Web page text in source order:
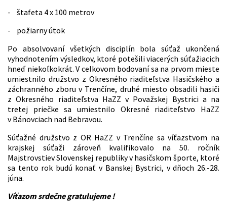
- štafeta 4 x 100 metrov
- požiarny útok
Po absolvovaní všetkých disciplín bola súťaž ukončená
vyhodnotením výsledkov, ktoré potešili viacerých súťažiacich
hneď niekoľkokrát. V celkovom bodovaní sa na prvom mieste
umiestnilo družstvo z Okresného riaditeľstva Hasičského a
záchranného zboru v Trenčíne, druhé miesto obsadili hasiči
z Okresného riaditeľstva HaZZ v Považskej Bystrici a na
tretej priečke sa umiestnilo Okresné riaditeľstvo HaZZ
v Bánovciach nad Bebravou.
Súťažné družstvo z OR HaZZ v Trenčíne sa víťazstvom na
krajskej súťaži zároveň kvalifikovalo na 50. ročník
Majstrovstiev Slovenskej republiky v hasičskom športe, ktoré
sa tento rok budú konať v Banskej Bystrici, v dňoch 26.-28.
júna.
Víťazom srdečne gratulujeme !